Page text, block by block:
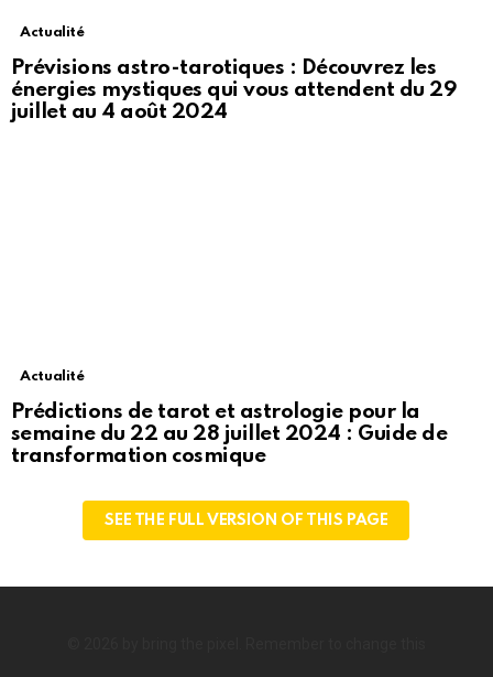
Actualité
Prévisions astro-tarotiques : Découvrez les
énergies mystiques qui vous attendent du 29
juillet au 4 août 2024
Actualité
Prédictions de tarot et astrologie pour la
semaine du 22 au 28 juillet 2024 : Guide de
transformation cosmique
SEE THE FULL VERSION OF THIS PAGE